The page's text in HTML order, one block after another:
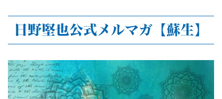
日野堅也公式メルマガ【蘇生】